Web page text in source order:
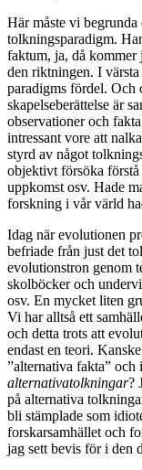
Här måste vi
tolkningsparadigm.
faktum, ja, då kommer
den riktningen. I
paradigms fördel. Och
skapelseberättelse är
observationer och
intressant vore att
styrd av något
objektivt försöka
uppkomst osv. Hade
forskning i vår värld
Idag när evolutionen
befriade från just det
evolutionstron genom
skolböcker och
osv. En mycket liten
Vi har alltså ett
och detta trots att
endast en teori.
”alternativa fakta”
alternativatolkningar?
på alternativa
bli stämplade som
forskarsamhället och
jag sett bevis för i den